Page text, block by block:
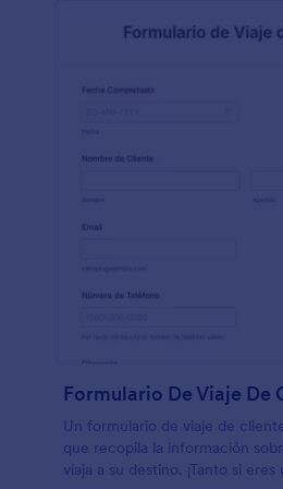
Formulario De Viaje De
Un formulario de viaje de
que recopila la información
viaja a su destino. ¡Tanto si